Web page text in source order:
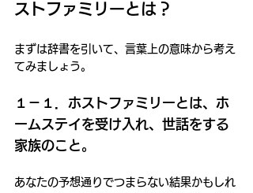
ストファミリーとは？
まずは辞書を引いて、言葉上の意味から考え
てみましょう。
１－１．ホストファミリーとは、ホ
ームステイを受け入れ、世話をする
家族のこと。
あなたの予想通りでつまらない結果かもしれ